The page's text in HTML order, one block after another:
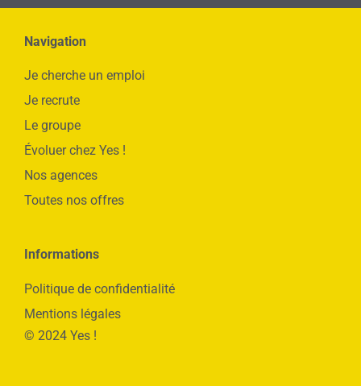
Navigation
Je cherche un emploi
Je recrute
Le groupe
Évoluer chez Yes !
Nos agences
Toutes nos offres
Informations
Politique de confidentialité
Mentions légales
© 2024 Yes !